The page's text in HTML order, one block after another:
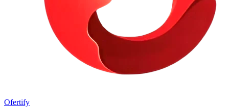
Ofertify